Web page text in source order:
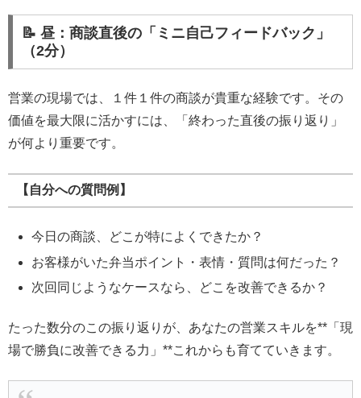
📝 昼：商談直後の「ミニ自己フィードバック」
（2分）
営業の現場では、１件１件の商談が貴重な経験です。その
価値を最大限に活かすには、「終わった直後の振り返り」
が何より重要です。
【自分への質問例】
今日の商談、どこが特によくできたか？
お客様がいた弁当ポイント・表情・質問は何だった？
次回同じようなケースなら、どこを改善できるか？
たった数分のこの振り返りが、あなたの営業スキルを**「現
場で勝負に改善できる力」**これからも育てていきます。